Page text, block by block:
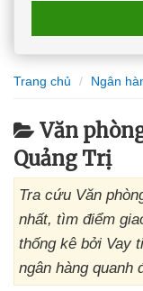
Trang chủ Ngân
Văn
Quảng Trị
Tra cứu Văn
nhất, tìm điểm
thống kê bởi Vay
ngân hàng quanh